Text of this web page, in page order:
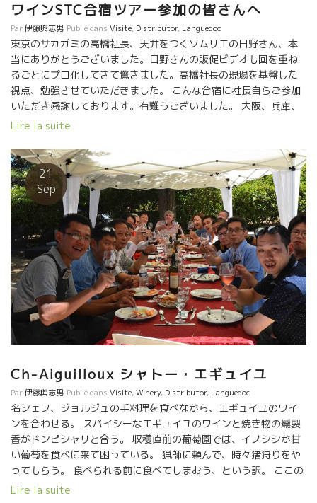
ワインSTC合宿ツアー参加の皆さんへ
Par伊藤與志男 Publié dans Visite, Distributor, Languedoc
東京のサカガミの高橋社長、天井をつくソムリエの日野さん、本
当にありがとうございました。日野さんの販促ビデオも回を重ね
るごとにプロ化してきて驚きました。高橋社長の現場を基盤した
視点、勉強させていただきました。 こんな合宿に社長自らご参加
いただき感謝しております。有難うございました。 大阪、兵庫、
近畿地方に３３店舗を展開する大近の久米さん。赤字店を黒字店
り続けた久米さん。社員の皆を生かそうとした努力に感動しまし
た。有難うございました。 私の大好きな坂本龍馬の土佐からやっ
て来た（株）土佐山田の三谷さん、内川さん、二人の静かに燃え
るパッションには敬意を表します。あの石川社長のもとで、独自
な商品を次々と育てている社風には感動しています。 ２万人の人
口の街で、既にヌーヴォーを４００本の予約をとっているとのこ
と、「凄い」の一言です。有難うございました。 北海道からはジ
ェイ・アール・フレッシュネス・リテールさん、元気で若さ溢れ
る赤間さん、藤山さん。藤山さんの語学習得のスピード、フラン
ス語のキレイな発音には驚きました。その対応力の速さは強力な
武器となるでしょう。 後ろから、私達を見守るように見ていてく
れた大江さん、いるだけで皆に安心感を与えてくださり有難うご
ざいました。 色んなことをご存じの博識には驚きました。今後も
美フーズからは、私の同郷である静岡市出身の森さん。話しだす
と熱いパッシオンがほとばしり出てくるパワーには驚きました。
ナショナル・ブランドには興味がありません、と言い切る森さん
の突っ走りは、アツミの社風にピッタリですね。 同郷の静岡市出
身者として頑張ってください。応援していますよ。有難うござい
ました。 BMO社の山田さん、桐谷さん、斎藤さん、お疲れさまで
した。今回初参加の斎藤さんの物事をチェックするポイントの取
り方、核心を見ようとする視線には驚きました。ノート記入力に
も驚きました。インプット力が抜群！！ 日本に帰ったら、得たも
Lire la suite
21
Sep
Ch-Aiguilloux シャトー・エギュイユ
Par伊藤與志男 Publié dans Visite,Winery, Distributor, Languedoc
名シェフ、ジョルジュの手料理を食べながら、エギュイユのワイ
ンを合わせる。 スパイシーなエギュイユのワインと焼き物の燻製
香がドンピシャリと合う。 収穫直前の葡萄園では、イノシシが甘
い葡萄を食べに来て困っている。 猟師に頼んで、時々猪狩りをや
ってもらう。 食べられる前に食べてしまおう、という訳。 ここの
葡萄を食べたイノシシのパテは特別に旨い。 想像していたより、
Lire la suite